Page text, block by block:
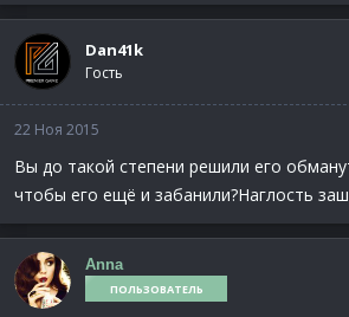
Dan41k
Гость
22 Ноя 2015
Вы до такой степени решили его
чтобы его ещё и забанили?Наглость
Anna
ПОЛЬЗОВАТЕЛЬ